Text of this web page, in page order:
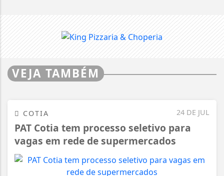
VEJA TAMBÉM
24 DE JUL
COTIA
PAT Cotia tem processo seletivo para
vagas em rede de supermercados